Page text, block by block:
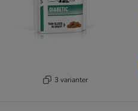
3 varianter